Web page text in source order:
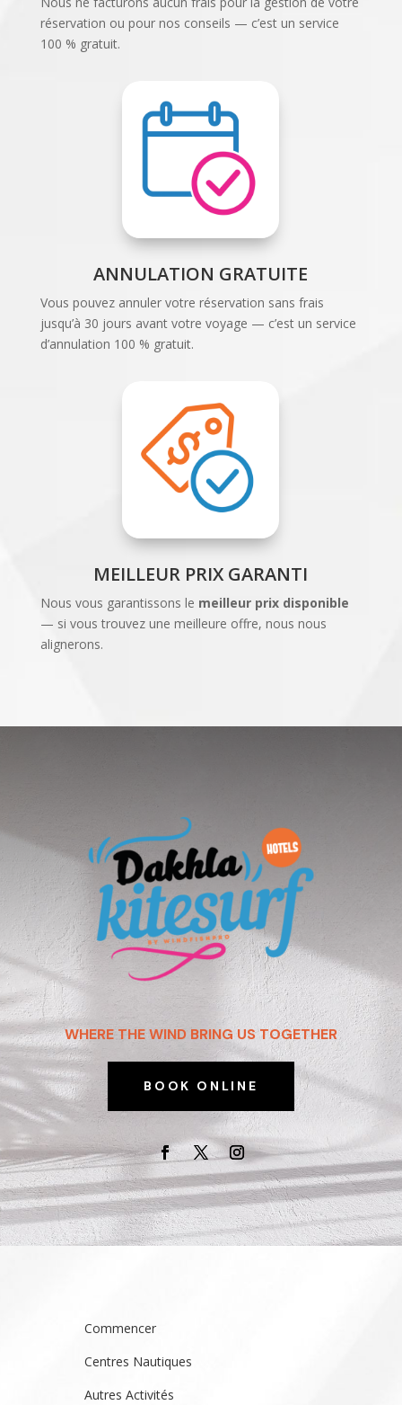
réservation ou pour nos conseils — c’est un service
100 % gratuit.
ANNULATION GRATUITE
Vous pouvez annuler votre réservation sans frais
jusqu’à 30 jours avant votre voyage — c’est un service
d’annulation 100 % gratuit.
MEILLEUR PRIX GARANTI
Nous vous garantissons le meilleur prix disponible
— si vous trouvez une meilleure offre, nous nous
alignerons.
WHERE THE WIND BRING US TOGETHER
BOOK ONLINE
Commencer
Centres Nautiques
Autres Activités